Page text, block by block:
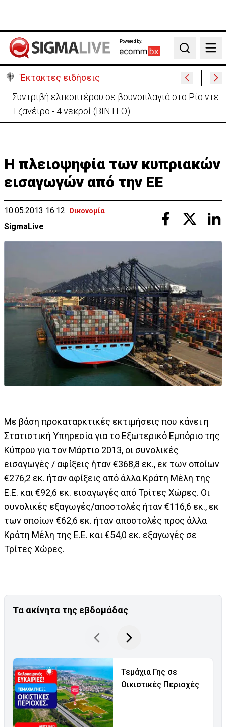
Powered by:
Search
Έκτακτες ειδήσεις
Στις φλόγες όχημα δίπλα σε χωράφι στη Λάρνακα -
Πρόλαβαν τα χειρότερα
Η πλειοψηφία των κυπριακών
εισαγωγών από την ΕΕ
10.05.2013 16:12 Οικονομία
SigmaLive
Με βάση προκαταρκτικές εκτιμήσεις που κάνει η
Στατιστική Υπηρεσία για το Εξωτερικό Εμπόριο της
Κύπρου για τον Μάρτιο 2013, οι συνολικές
εισαγωγές / αφίξεις ήταν €368,8 εκ., εκ των οποίων
€276,2 εκ. ήταν αφίξεις από άλλα Κράτη Μέλη της
Ε.Ε. και €92,6 εκ. εισαγωγές από Τρίτες Χώρες. Οι
συνολικές εξαγωγές/αποστολές ήταν €116,6 εκ., εκ
των οποίων €62,6 εκ. ήταν αποστολές προς άλλα
Κράτη Μέλη της Ε.Ε. και €54,0 εκ. εξαγωγές σε
Τρίτες Χώρες.
Τα ακίνητα της εβδομάδας
Τεμάχια Γης σε
Οικιστικές Περιοχές